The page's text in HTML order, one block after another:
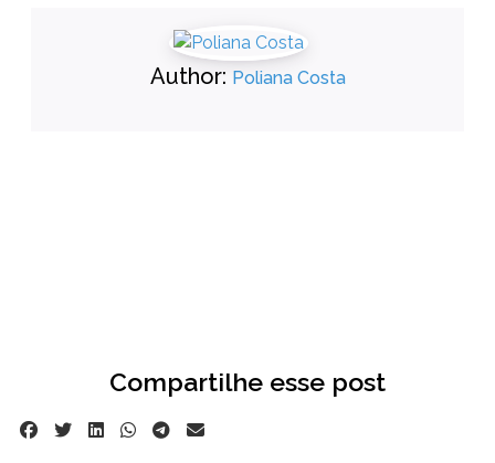
Author: Poliana Costa
Compartilhe esse post